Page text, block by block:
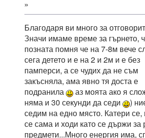
»
Благодаря ви много за
Значи имаме време за гърнето,
позната помня че на 7-8м вече
сега детето и е на 2 и 2м и е без
памперси, а се чудих да не съм
закъсняла, ама явно тя доста е
подранила
аз моята ако я
няма и 30 секунди да седи
)
седим на едно място. Катери се,
се сама и ходи като се държи за
предмети...Много енергия има,